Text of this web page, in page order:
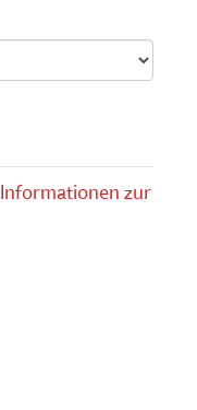
Informationen zur